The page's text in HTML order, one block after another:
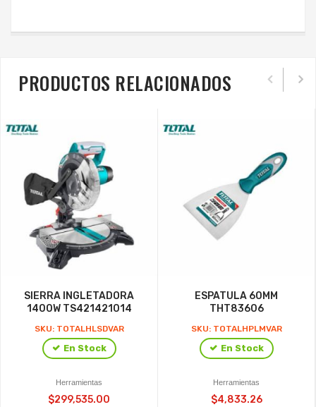
PRODUCTOS RELACIONADOS
SIERRA INGLETADORA
1400W TS421421014
SKU: TOTALHLSDVAR
En Stock
Herramientas
$299,535.00
ESPATULA 60MM
THT83606
SKU: TOTALHPLMVAR
En Stock
Herramientas
$4,833.26